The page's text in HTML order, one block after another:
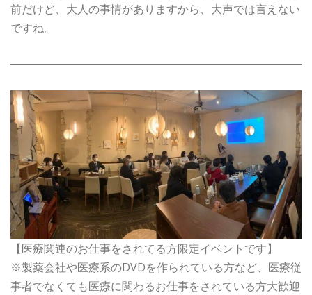
前だけど、大人の事情がありますから、大声では言えない
ですね。
【医療関連のお仕事をされてる方限定イベントです】
※製薬会社や医療系のDVDを作られている方など、医療従
事者でなくても医療に関わるお仕事をされている方大歓迎